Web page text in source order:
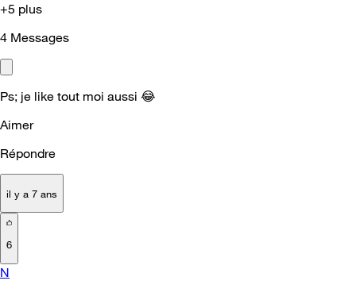
+5 plus
4 Messages
Ps; je like tout moi aussi 😂
Aimer
Répondre
il y a 7 ans
6
N